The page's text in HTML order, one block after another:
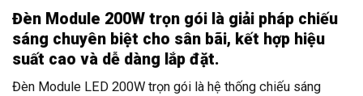
Đèn Module 200W trọn gói là giải pháp chiếu
sáng chuyên biệt cho sân bãi, kết hợp hiệu
suất cao và dễ dàng lắp đặt.
Đèn Module LED 200W trọn gói là hệ thống chiếu sáng